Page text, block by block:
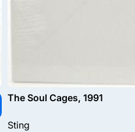
The Soul Cages, 1991
Sting